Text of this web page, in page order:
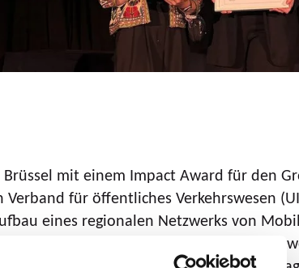
Brüssel mit einem Impact Award für den
für öffentliches Verkehrswesen
eines regionalen Netzwerks von
Projekte im öffentlichen Verkehr